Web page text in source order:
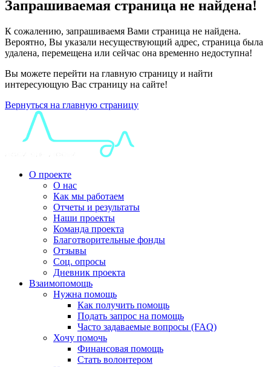
Запрашиваемая страница не найдена!
К сожалению, запрашиваемя Вами страница не найдена.
Вероятно, Вы указали несуществующий адрес, страница была
удалена, перемещена или сейчас она временно недоступна!
Вы можете перейти на главную страницу и найти
интересующую Вас страницу на сайте!
Вернуться на главную страницу
О проекте
О нас
Как мы работаем
Отчеты и результаты
Наши проекты
Команда проекта
Благотворительные фонды
Отзывы
Соц. опросы
Дневник проекта
Взаимопомощь
Нужна помощь
Как получить помощь
Подать запрос на помощь
Часто задаваемые вопросы (FAQ)
Хочу помочь
Финансовая помощь
Стать волонтером